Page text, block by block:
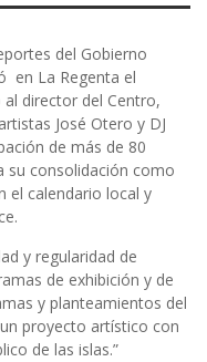
del Gobierno
en La Regenta el
director del Centro,
José Otero y DJ
de más de 80
su consolidación como
el calendario local y
y regularidad de
de exhibición y de
y planteamientos del
proyecto artístico con
de las islas.”